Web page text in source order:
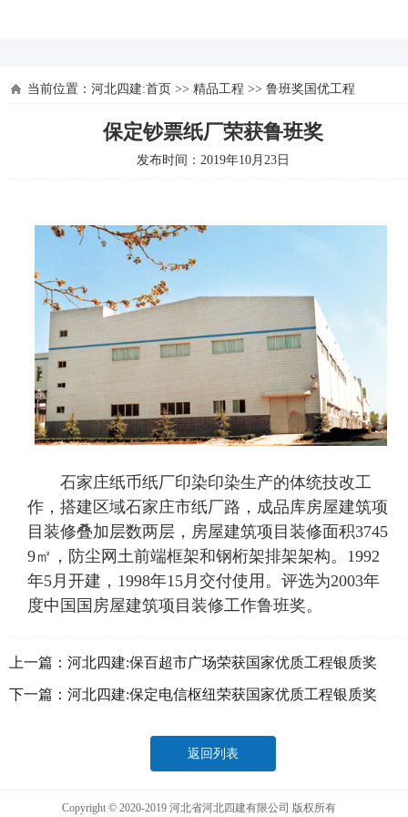
当前位置： 河北四建:首页 >> 精品工程 >> 鲁班奖国优工程
保定钞票纸厂荣获鲁班奖
发布时间：2019年10月23日
石家庄纸币纸厂印染印染生产的体统技改工
作，搭建区域石家庄市纸厂路，成品库房屋建筑项
目装修叠加层数两层，房屋建筑项目装修面积3745
9㎡，防尘网土前端框架和钢桁架排架架构。1992
年5月开建，1998年15月交付使用。评选为2003年
度中国国房屋建筑项目装修工作鲁班奖。
上一篇： 河北四建:保百超市广场荣获国家优质工程银质奖
下一篇： 河北四建:保定电信枢纽荣获国家优质工程银质奖
返回列表
Copyright © 2020-2019 河北省河北四建有限公司 版权所有